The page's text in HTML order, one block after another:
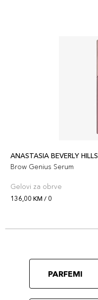
ANASTASIA BEVERLY HILLS
Brow Genius Serum
Gelovi za obrve
136,00 KM / 0
PARFEMI